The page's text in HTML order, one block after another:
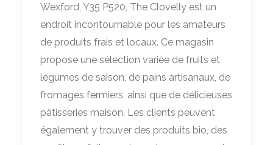
Wexford, Y35 P520, The Clovelly est un
endroit incontournable pour les amateurs
de produits frais et locaux. Ce magasin
propose une sélection variée de fruits et
légumes de saison, de pains artisanaux, de
fromages fermiers, ainsi que de délicieuses
pâtisseries maison. Les clients peuvent
également y trouver des produits bio, des